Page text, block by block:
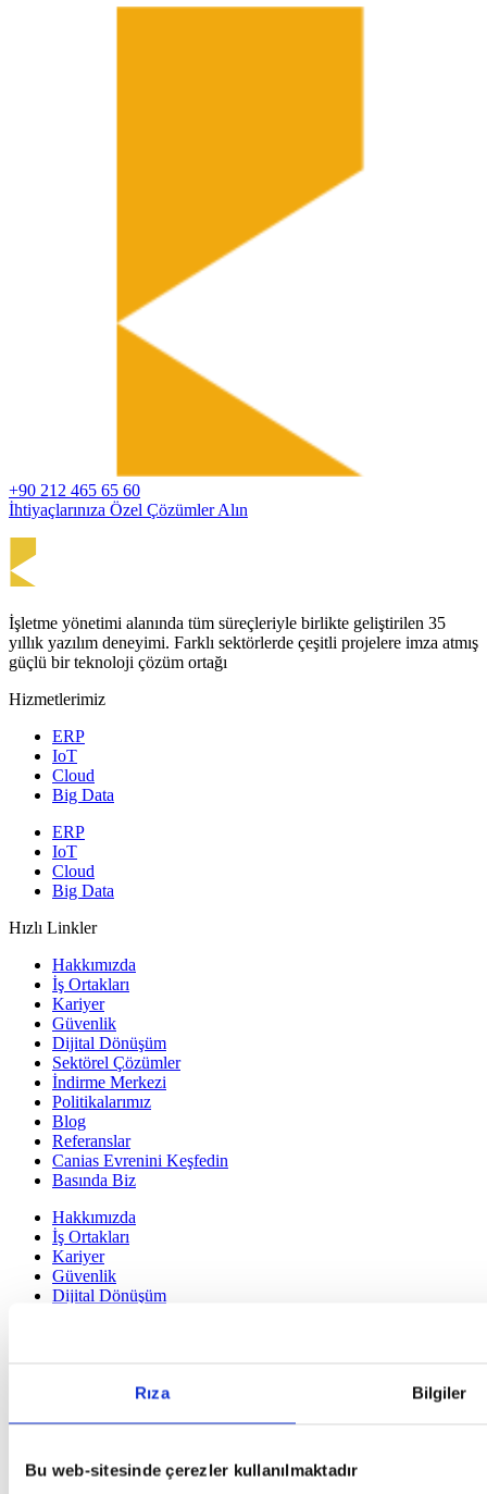
Rıza Bilgiler
Bu web-sitesinde çerezler kullanılmaktadır
+90 212 465 65 60
İhtiyaçlarınıza Özel Çözümler Alın
İşletme yönetimi alanında tüm süreçleriyle birlikte geliştirilen 35
yıllık yazılım deneyimi. Farklı sektörlerde çeşitli projelere imza atmış
güçlü bir teknoloji çözüm ortağı
Hizmetlerimiz
ERP
IoT
Cloud
Big Data
ERP
IoT
Cloud
Big Data
Hızlı Linkler
Hakkımızda
İş Ortakları
Kariyer
Güvenlik
Dijital Dönüşüm
Sektörel Çözümler
İndirme Merkezi
Politikalarımız
Blog
Referanslar
Canias Evrenini Keşfedin
Basında Biz
Hakkımızda
İş Ortakları
Kariyer
Güvenlik
Dijital Dönüşüm
Destek